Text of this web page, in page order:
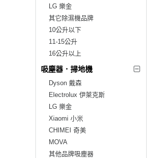
LG 樂金
其它除濕機品牌
10公升以下
11-15公升
16公升以上
吸塵器．掃地機
Dyson 戴森
Electrolux 伊萊克斯
LG 樂金
Xiaomi 小米
CHIMEI 奇美
MOVA
其他品牌吸塵器